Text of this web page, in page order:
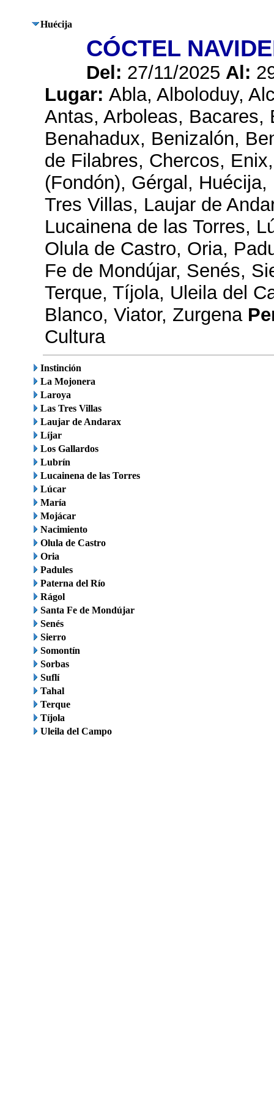
Huécija
CÓCTEL
Del: 27/11/2025 Al:
Lugar: Abla, Alboloduy,
Antas, Arboleas, Bacares,
Benahadux, Benizalón,
de Filabres, Chercos,
(Fondón), Gérgal,
Tres Villas, Laujar de
Lucainena de las Torres,
Olula de Castro, Oria,
Fe de Mondújar, Senés,
Terque, Tíjola, Uleila del
Blanco, Viator, Zurgena
Cultura
Instinción
La Mojonera
Laroya
Las Tres Villas
Laujar de Andarax
Líjar
Los Gallardos
Lubrín
Lucainena de las Torres
Lúcar
María
Mojácar
Nacimiento
Olula de Castro
Oria
Padules
Paterna del Río
Rágol
Santa Fe de Mondújar
Senés
Sierro
Somontín
Sorbas
Suflí
Tahal
Terque
Tíjola
Uleila del Campo